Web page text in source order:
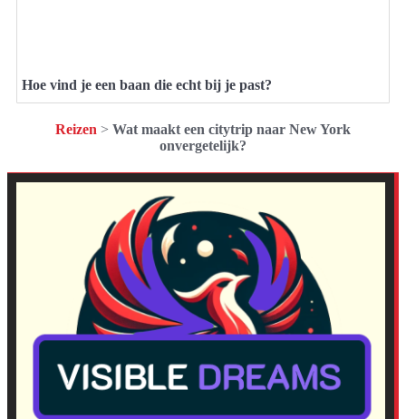
Hoe vind je een baan die echt bij je past?
Reizen > Wat maakt een citytrip naar New York
onvergetelijk?